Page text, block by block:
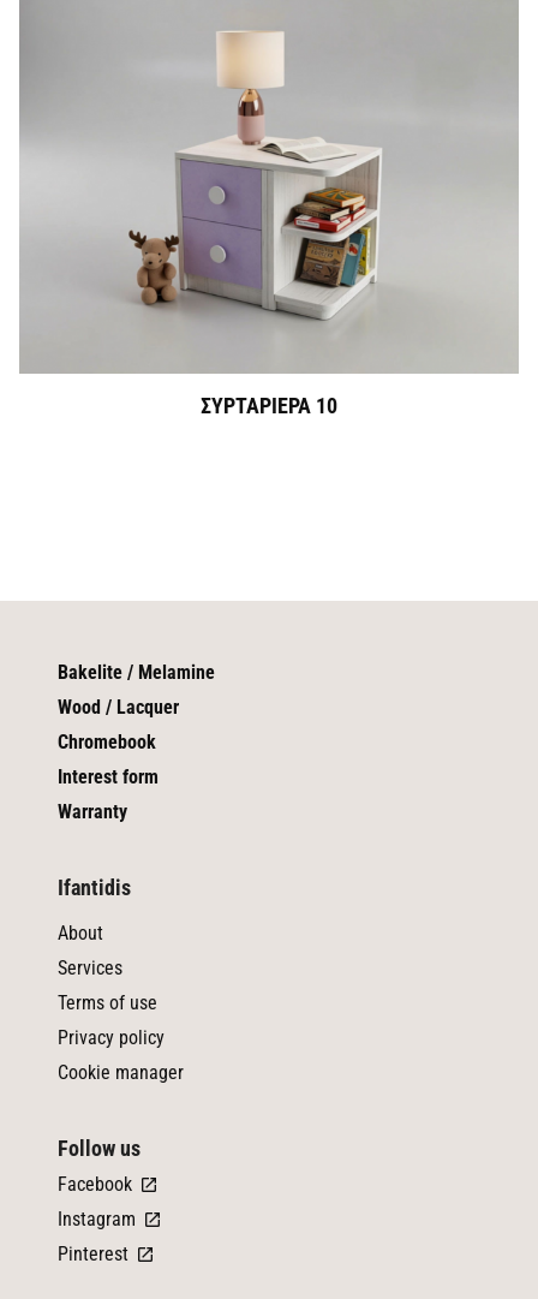
ΣΥΡΤΑΡΙΕΡΑ 10
Bakelite / Melamine
Wood / Lacquer
Chromebook
Interest form
Warranty
Ifantidis
About
Services
Terms of use
Privacy policy
Cookie manager
Follow us
Facebook
Instagram
Pinterest